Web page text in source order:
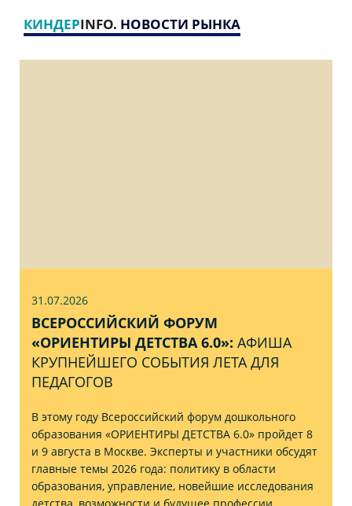
КИНДЕРINFO. НОВОСТИ РЫНКА
31.07.2026
ВСЕРОССИЙСКИЙ ФОРУМ
«ОРИЕНТИРЫ ДЕТСТВА 6.0»: АФИША
КРУПНЕЙШЕГО СОБЫТИЯ ЛЕТА ДЛЯ
ПЕДАГОГОВ
В этому году Всероссийский форум дошкольного
образования «ОРИЕНТИРЫ ДЕТСТВА 6.0» пройдет 8
и 9 августа в Москве. Эксперты и участники обсудят
главные темы 2026 года: политику в области
образования, управление, новейшие исследования